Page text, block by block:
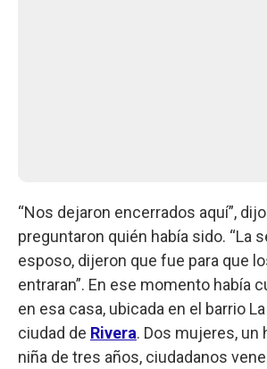
“Nos dejaron encerrados aquí”,
preguntaron quién había sido. “La
esposo, dijeron que fue para que
entraran”. En ese momento había
en esa casa, ubicada en el barrio
ciudad de Rivera. Dos mujeres, un
niña de tres años, ciudadanos